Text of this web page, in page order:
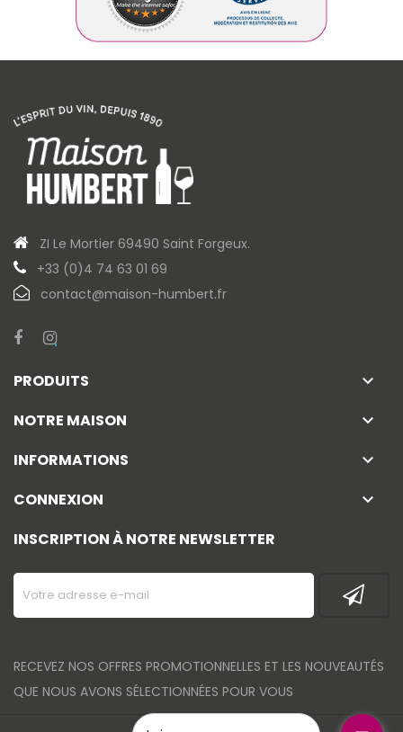
ZI Le Mortier 69490 Saint Forgeux.
+33 (0)4 74 63 01 69
contact@maison-humbert.fr
PRODUITS keyboard_arrow_down
NOTRE MAISON keyboard_arrow_down
INFORMATIONS keyboard_arrow_down
CONNEXION keyboard_arrow_down
INSCRIPTION À NOTRE NEWSLETTER
RECEVEZ NOS OFFRES PROMOTIONNELLES ET LES NOUVEAUTÉS
QUE NOUS AVONS SÉLECTIONNÉES POUR VOUS